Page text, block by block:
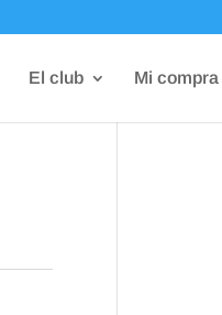
El club Mi compra